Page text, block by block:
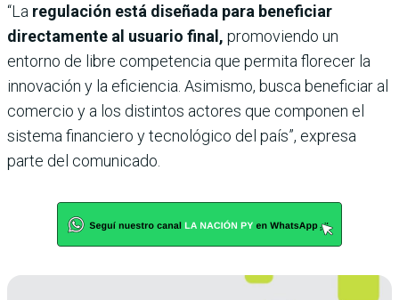
“La regulación está diseñada para beneficiar
directamente al usuario final, promoviendo un
entorno de libre competencia que permita florecer la
innovación y la eficiencia. Asimismo, busca beneficiar al
comercio y a los distintos actores que componen el
sistema financiero y tecnológico del país”, expresa
parte del comunicado.